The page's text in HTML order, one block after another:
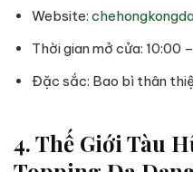
Website:
Thời gian mở cửa: 10:00
Đặc sắc: Bao bì thân
4. Thế Giới Tàu